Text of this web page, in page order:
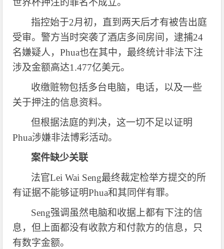
世界杯押注的罪名不成立。
指控始于2月初，直到两天后才有被告出庭
受审。警方当时突袭了酒店多间房间，逮捕24
名嫌疑人，Phua也在其中，最终统计非法下注
涉及金额高达1.477亿美元。
收缴赃物包括多台电脑，电话，以及一些
关于押注的信息资料。
但根据法庭的判决，这一切不足以证明
Phua涉嫌非法博彩活动。
案件缺少关联
法官Lei Wai Seng最终裁定检举方提交的所
有证据不能够证明Phua和其同伴有罪。
Seng强调虽然电脑和收据上都有下注的信
息，但上面都没有收款方和付款方的信息，只
有数字金额。